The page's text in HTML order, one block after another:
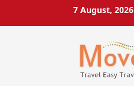
7 August, 2026